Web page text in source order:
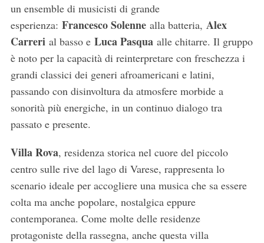
un ensemble di musicisti di grande
esperienza: Francesco Solennealla batteria, Alex
Carrerial basso e Luca Pasquaalle chitarre. Il gruppo
è noto per la capacità di reinterpretare con freschezza i
grandi classici dei generi afroamericani e latini,
passando con disinvoltura da atmosfere morbide a
sonorità più energiche, in un continuo dialogo tra
passato e presente.
Villa Rova, residenza storica nel cuore del piccolo
centro sulle rive del lago di Varese, rappresenta lo
scenario ideale per accogliere una musica che sa essere
colta ma anche popolare, nostalgica eppure
contemporanea. Come molte delle residenze
protagoniste della rassegna, anche questa villa